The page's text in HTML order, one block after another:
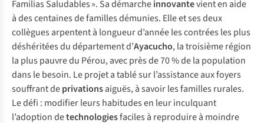
Familias Saludables ». Sa démarcheinnovantevient en aide
à des centaines de familles démunies. Elle et ses deux
collègues arpentent à longueur d’année les contrées les plus
déshéritées du département d’Ayacucho, la troisième région
la plus pauvre du Pérou, avec près de 70 % de la population
dans le besoin. Le projet a tablé sur l’assistance aux foyers
souffrant deprivationsaiguës, à savoir les familles rurales.
Le défi : modifier leurs habitudes en leur inculquant
l’adoption detechnologiesfaciles à reproduire à moindre